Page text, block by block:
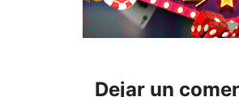
Dejar un